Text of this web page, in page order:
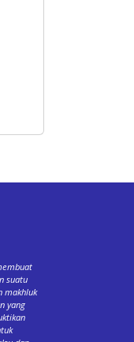
suatu
makhluk
yang